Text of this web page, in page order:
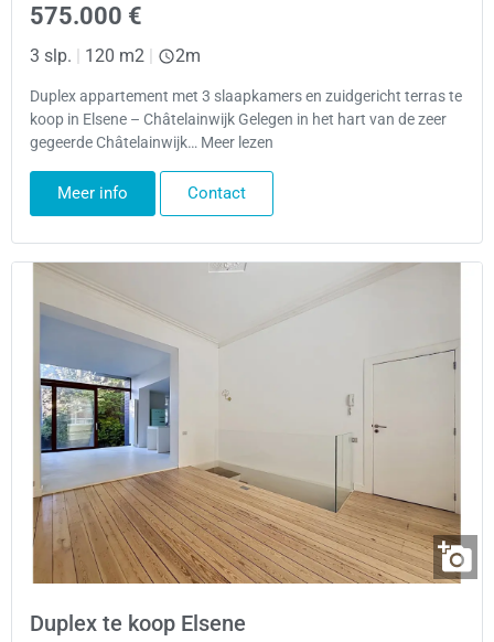
575.000 €
3 slp. | 120 m2 | 2m
Duplex appartement met 3 slaapkamers en zuidgericht terras te
koop in Elsene – Châtelainwijk Gelegen in het hart van de zeer
gegeerde Châtelainwijk… Meer lezen
Meer info Contact
Duplex te koop Elsene